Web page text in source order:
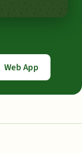
Web App